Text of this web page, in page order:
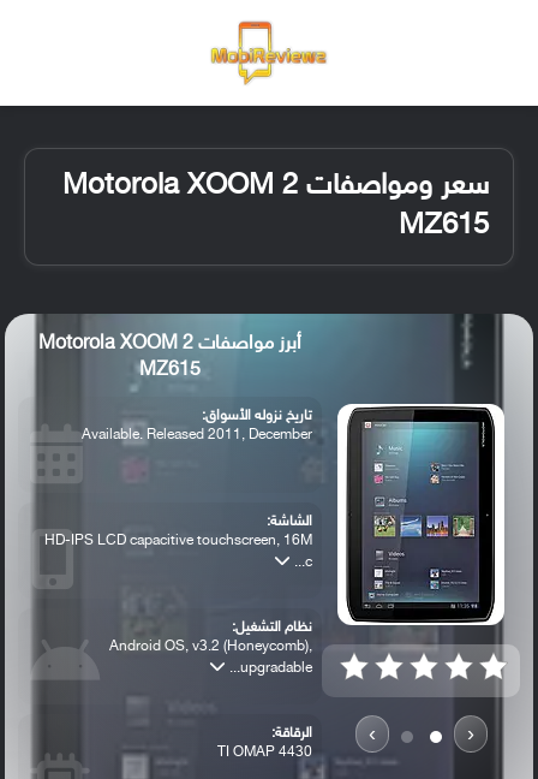
سعر ومواصفات Motorola XOOM 2
MZ615
‹
›
أبرز مواصفات Motorola XOOM 2
MZ615
تاريخ نزوله الأسواق:
Available. Released 2011, December
الشاشة:
HD-IPS LCD capacitive touchscreen, 16M
c...
نظام التشغيل:
Android OS, v3.2 (Honeycomb),
upgradable...
الرقاقة:
TI OMAP 4430